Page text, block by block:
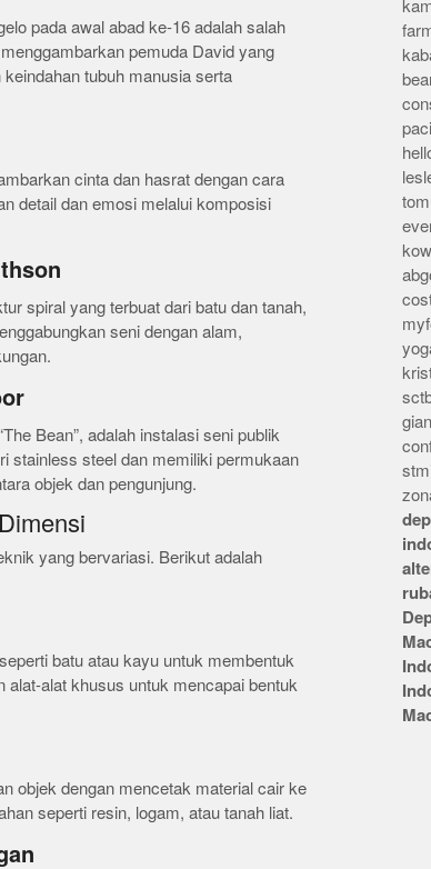
pada awal abad ke-16 adalah salah
pemuda David yang
tubuh manusia serta
cinta dan hasrat dengan cara
detail dan emosi melalui komposisi
spiral yang terbuat dari batu dan tanah,
seni dengan alam,
Bean”, adalah instalasi seni publik
stainless steel dan memiliki permukaan
objek dan pengunjung.
yang bervariasi. Berikut adalah
batu atau kayu untuk membentuk
alat-alat khusus untuk mencapai bentuk
objek dengan mencetak material cair ke
seperti resin, logam, atau tanah liat.